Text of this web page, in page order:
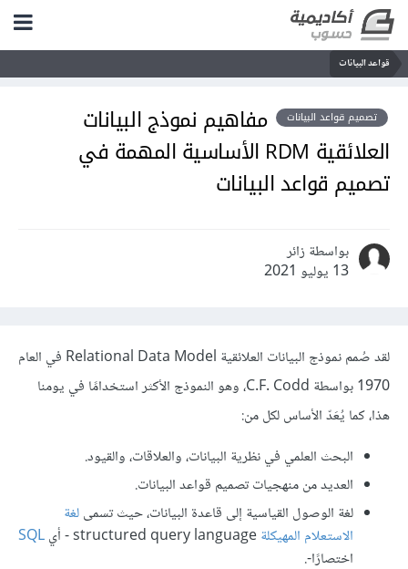
قواعد البيانات
تصميم قواعد البيانات
مفاهيم نموذج البيانات
العلائقية RDM الأساسية المهمة في
تصميم قواعد البيانات
بواسطة زائر
13 يوليو 2021
لقد صُمم نموذج البيانات العلائقية Relational Data Model في العام
1970 بواسطة C.F. Codd، وهو النموذج الأكثر استخدامًا في يومنا
هذا، كما يُعَدّ الأساس لكل من:
البحث العلمي في نظرية البيانات، والعلاقات، والقيود.
العديد من منهجيات تصميم قواعد البيانات.
لغة الوصول القياسية إلى قاعدة البيانات، حيث تسمىلغة
الاستعلام المهيكلة
SQL
اختصارًا-.